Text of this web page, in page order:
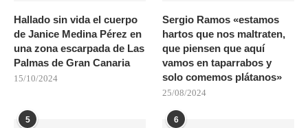
Hallado sin vida el cuerpo
de Janice Medina Pérez en
una zona escarpada de Las
Palmas de Gran Canaria
15/10/2024
Sergio Ramos «estamos
hartos que nos maltraten,
que piensen que aquí
vamos en taparrabos y
solo comemos plátanos»
25/08/2024
5 6